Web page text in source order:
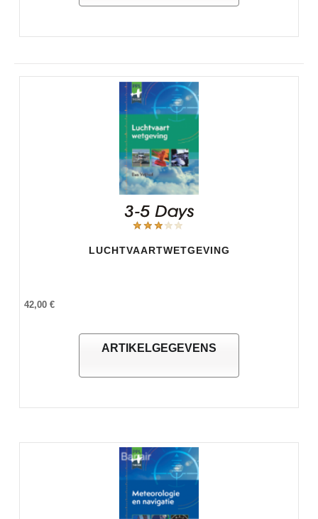
LUCHTVAARTWETGEVING
42,00 €
ARTIKELGEGEVENS